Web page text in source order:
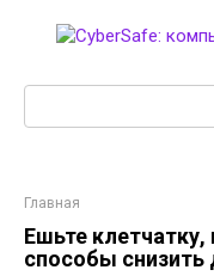
Главная
Ешьте
способы снизить